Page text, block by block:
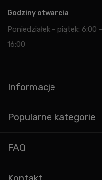
Godziny otwarcia
Poniedziałek - piątek: 6:00 -
16:00
Informacje
Popularne kategorie
FAQ